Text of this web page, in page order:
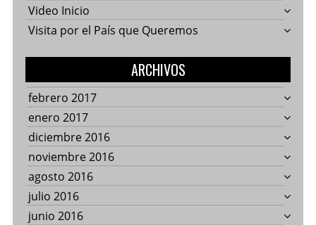
Video Inicio
Visita por el País que Queremos
ARCHIVOS
febrero 2017
enero 2017
diciembre 2016
noviembre 2016
agosto 2016
julio 2016
junio 2016